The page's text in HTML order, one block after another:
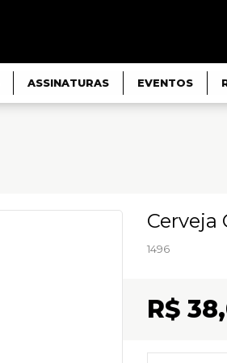
ASSINATURAS EVENTOS
Cerveja
1496
R$